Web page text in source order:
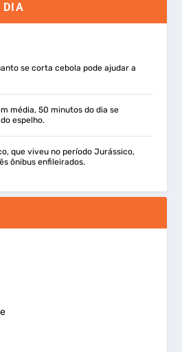
DIA
se corta cebola pode ajudar a
média, 50 minutos do dia se
espelho.
que viveu no período Jurássico,
ônibus enfileirados.